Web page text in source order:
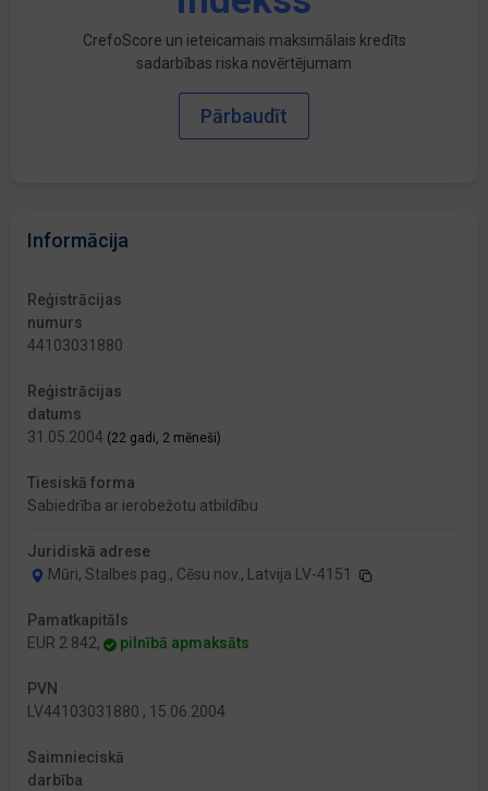
CrefoScore un ieteicamais maksimālais kredīts
sadarbības riska novērtējumam
Pārbaudīt
Informācija
Reģistrācijas
numurs
44103031880
Reģistrācijas
datums
31.05.2004 (22 gadi, 2 mēneši)
Tiesiskā forma
Sabiedrība ar ierobežotu atbildību
Juridiskā adrese
Mūri, Stalbes pag., Cēsu nov., Latvija LV-4151
Pamatkapitāls
EUR 2 842,
pilnībā apmaksāts
PVN
LV44103031880 , 15.06.2004
Saimnieciskā
darbība